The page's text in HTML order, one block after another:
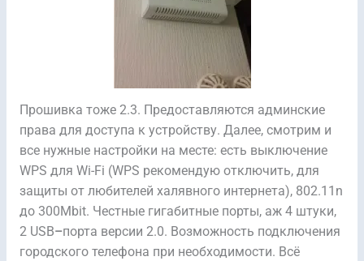
Прошивка тоже 2.3. Предоставляются админские
права для доступа к устройству. Далее, смотрим и
все нужные настройки на месте: есть выключение
WPS для Wi-Fi (WPS рекомендую отключить, для
защиты от любителей халявного интернета), 802.11n
до 300Mbit. Честные гигабитные порты, аж 4 штуки,
2 USB–порта версии 2.0. Возможность подключения
городского телефона при необходимости. Всё